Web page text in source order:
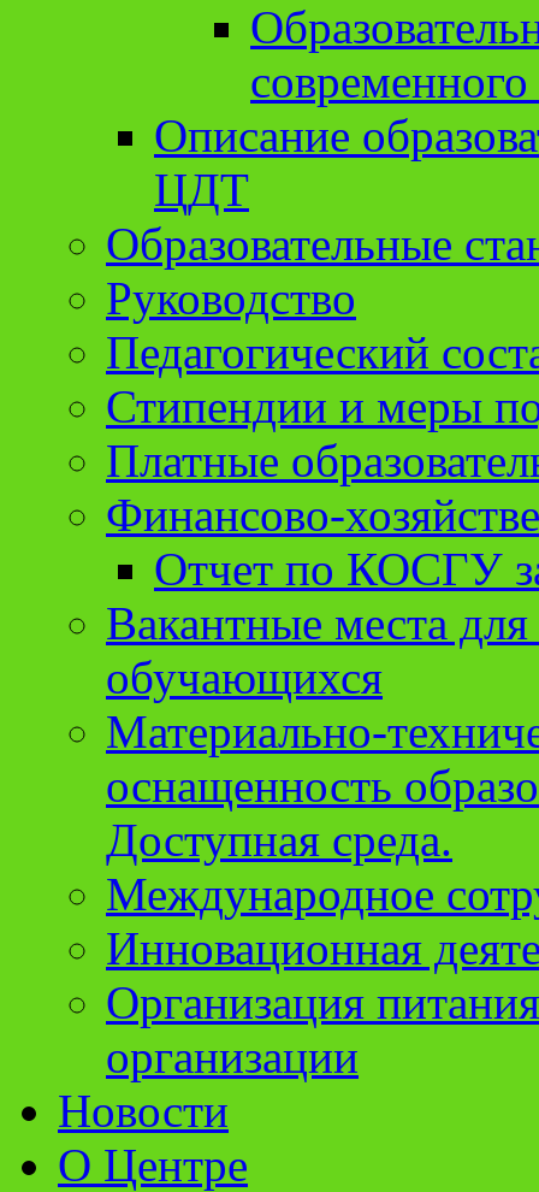
Описание
ЦДТ
Образовательные
Руководство
Педагогический
Стипендии и меры
Платные
Финансово-
Отчет по КОСГУ
Вакантные места
обучающихся
Материально-
оснащенность
Доступная среда.
Международное
Инновационная
Организация
организации
Новости
О Центре